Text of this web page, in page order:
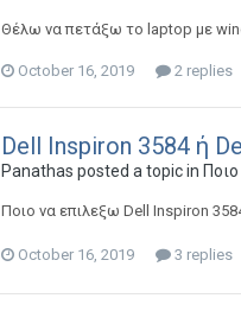
Θέλω να πετάξω το laptop με
October 16, 2019 2 replies
Dell Inspiron 3584 ή
Panathas posted a topic in
Ποιο να επιλεξω Dell Inspiron
October 16, 2019 3 replies